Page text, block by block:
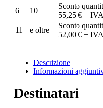
6
10
Sconto
55,25 € + IVA
11
e oltre
Sconto
52,00 € + IVA
Descrizione
Informazioni
Destinatari